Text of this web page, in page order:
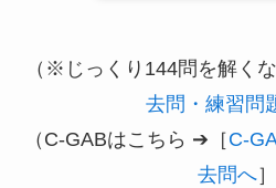
（※じっくり144問を解く
去問・練習問
（C-GABはこちら ➔［C-
去問へ